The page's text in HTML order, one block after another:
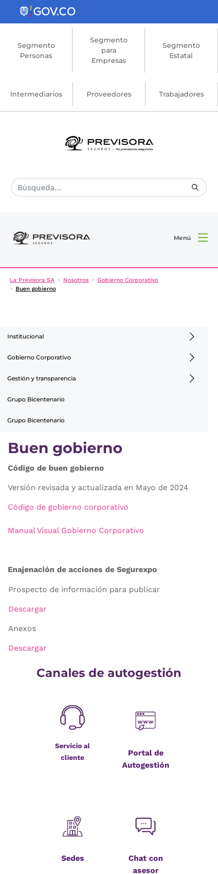
Saltar al contenido principal
Segmento
Personas
Segmento
para
Empresas
Segmento
Estatal
Intermediarios Proveedores Trabajadores
Menú
La Previsora SA Nosotros
Gobierno Corporativo
Buen gobierno
Institucional
Gobierno Corporativo
Gestión y transparencia
Grupo Bicentenario
Grupo Bicentenario
Buen gobierno
Código de buen gobierno
Versión revisada y actualizada en Mayo de 2024
Código de gobierno corporativo
Manual Visual Gobierno Corporativo
Enajenación de acciones de Segurexpo
Prospecto de información para publicar
Descargar
Anexos
Descargar
Canales de autogestión
Servicio al
cliente
Portal de
Autogestión
Sedes
Chat con
asesor